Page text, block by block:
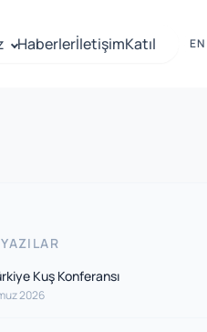
HaberlerİletişimKatıl EN
Kuş Konferansı
2026